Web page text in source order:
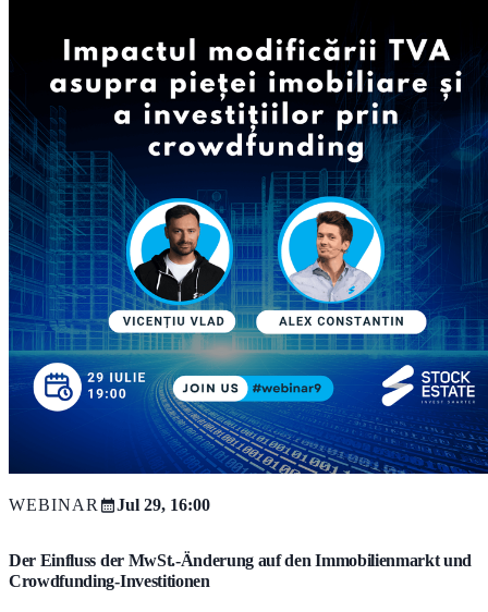
WEBINAR Jul 29, 16:00
Der Einfluss der MwSt.-Änderung auf den Immobilienmarkt und
Crowdfunding-Investitionen